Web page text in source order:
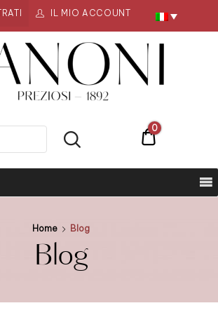
IL MIO ACCOUNT
PREZIOSI €0
0
Home Blog
Blog